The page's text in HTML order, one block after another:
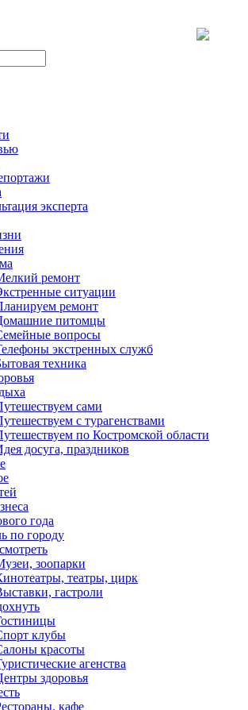
эксперта
ремонт
ситуации
ремонт
питомцы
вопросы
экстренных служб
техника
сами
с турагенствами
по Костромской области
досуга, праздников
года
по городу
зоопарки
театры, цирк
гастроли
клубы
красоты
агенства
здоровья
кафе